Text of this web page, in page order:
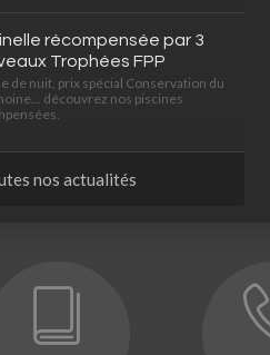
récompensée par 3
Trophées FPP
de nuit, prix spécial Conservation du
découvrez nos piscines
nos actualités